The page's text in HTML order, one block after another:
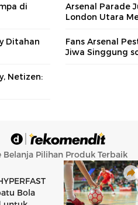
di
Arsenal Parade
London Utara
Ditahan
Fans Arsenal
Jiwa Singgung
Netizen: